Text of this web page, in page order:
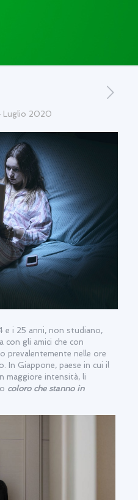
Luglio 2020
e i 25 anni, non studiano,
con gli amici che con
prevalentemente nelle ore
In Giappone, paese in cui il
maggiore intensità, li
coloro che stanno in